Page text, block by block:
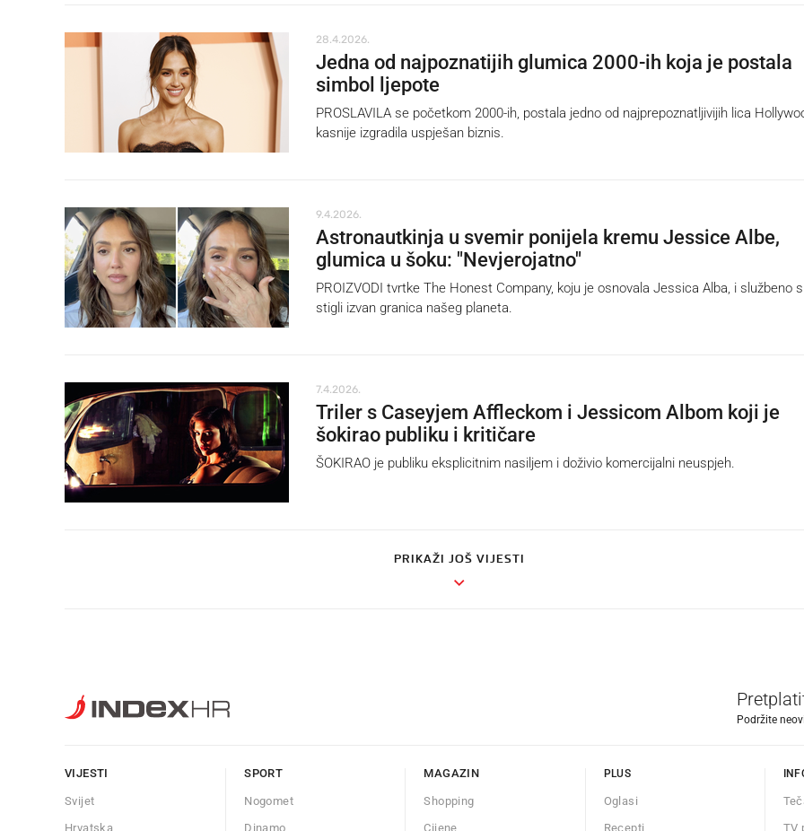
28.4.2026.
Jedna od najpoznatijih glumica 2000-ih koja je postala
simbol ljepote
PROSLAVILA se početkom 2000-ih, postala jedno od najprepoznatljivijih lica
kasnije izgradila uspješan biznis.
9.4.2026.
Astronautkinja u svemir ponijela kremu Jessice Albe,
glumica u šoku: "Nevjerojatno"
PROIZVODI tvrtke The Honest Company, koju je osnovala Jessica Alba, i službeno
stigli izvan granica našeg planeta.
7.4.2026.
Triler s Caseyjem Affleckom i Jessicom Albom koji je
šokirao publiku i kritičare
ŠOKIRAO je publiku eksplicitnim nasiljem i doživio komercijalni neuspjeh.
PRIKAŽI JOŠ VIJESTI
Podržite
VIJESTI
Svijet
Hrvatska
SPORT
Nogomet
Dinamo
MAGAZIN
Shopping
Cijene
PLUS
Oglasi
Recepti
TV